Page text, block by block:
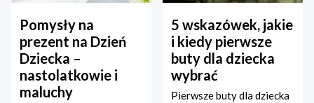
Pomysły na
prezent na Dzień
Dziecka –
nastolatkowie i
maluchy
5 wskazówek, jakie
i kiedy pierwsze
buty dla dziecka
wybrać
Pierwsze buty dla dziecka